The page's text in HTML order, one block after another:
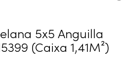
5x5 Anguilla
(Caixa 1,41M²)
registro